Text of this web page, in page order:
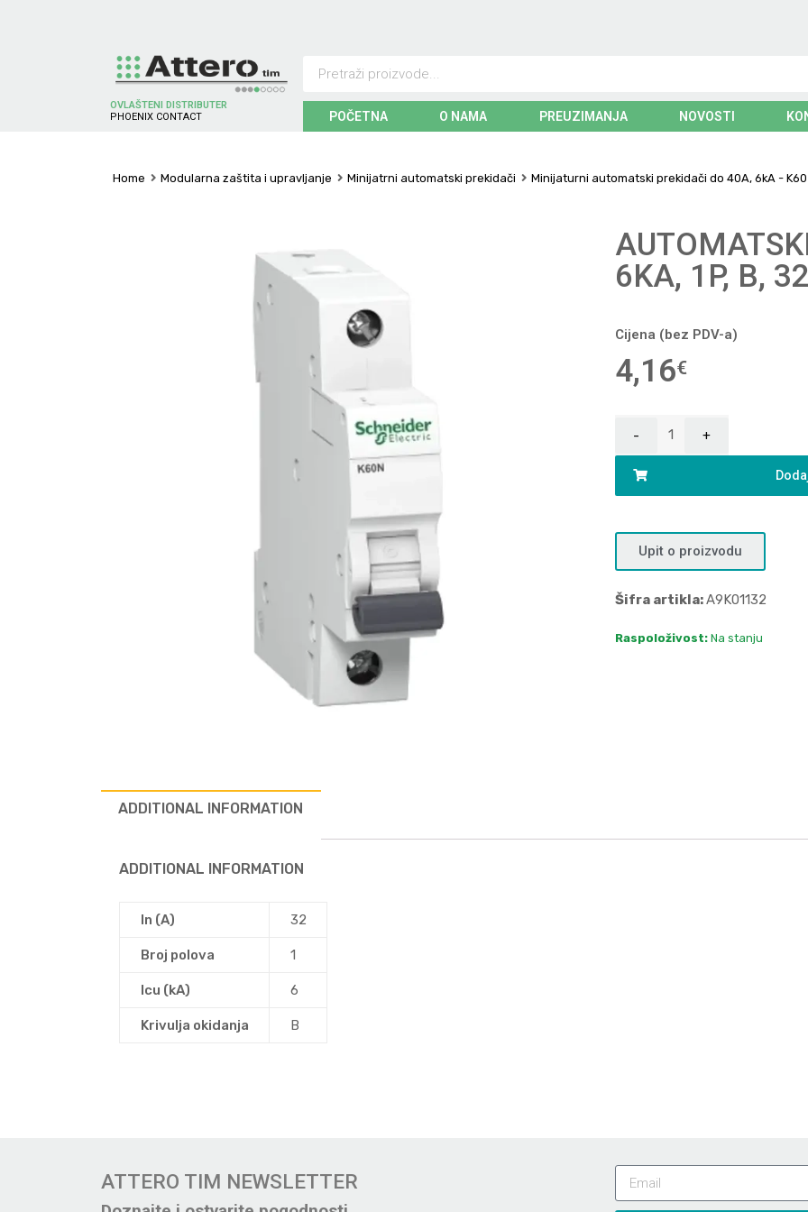
OVLAŠTENI DISTRIBUTER
P H O EN X CO NTACT POČETNA O NAMA PREUZIMANJA NOVOSTI
Home Modularna zaštita i upravljanje Minijatrni automatski prekidači Minijaturni automatski prekidači do 40A, 6kA - K60
6KA, 1P, B,
Cijena (bez PDV-a)
4,16€
Upit o proizvodu
Šifra artikla:A9K01132
Raspoloživost: Na stanju
ADDITIONAL INFORMATION
ADDITIONAL INFORMATION
In (A) 32
Broj polova 1
Icu (kA) 6
Krivulja okidanja B
ATTERO TIM NEWSLETTER